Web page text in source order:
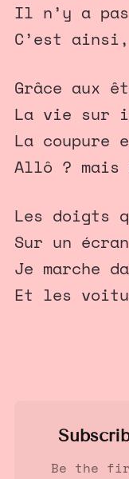
Il n’y a
C’est
Grâce aux
La vie sur
La
Allô ? mais
Les doigts
Sur un
Je marche
Et les
Be the